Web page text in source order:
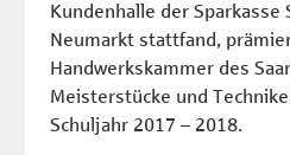
Kundenhalle der Sparkasse
Neumarkt stattfand,
Handwerkskammer des
Meisterstücke und
Schuljahr 2017 – 2018.